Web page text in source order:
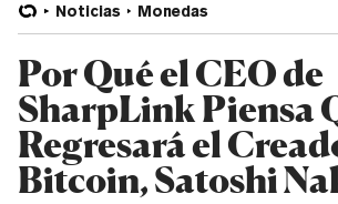
Noticias Monedas
Por Qué el CEO de
SharpLink Piensa
Regresará el
Bitcoin, Satoshi